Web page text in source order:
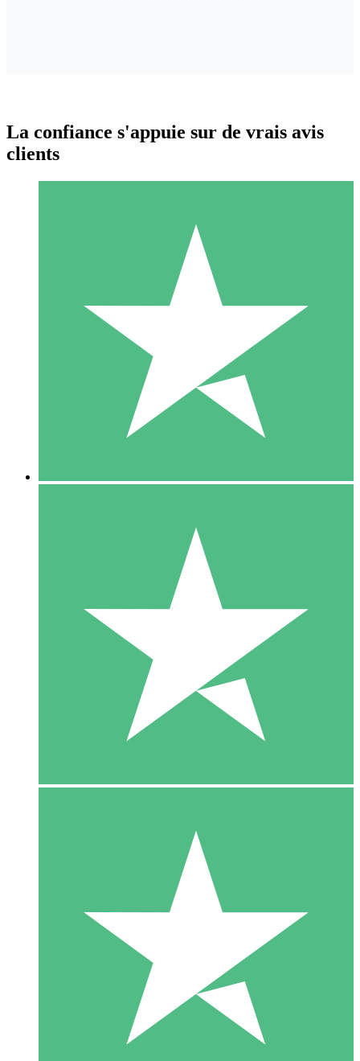
Packs de Crédits Individuels
Payez à l'utilisation avec des crédits de téléchargement. Sans
1 Téléchargement
10 00
10 Téléchargements
20 00
La confiance s'appuie sur de vrais avis
clients